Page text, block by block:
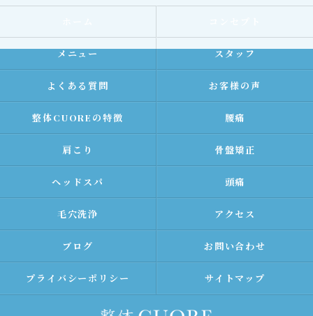
メニュー スタッフ
よくある質問 お客様の声
整体CUOREの特徴 腰痛
肩こり 骨盤矯正
ヘッドスパ 頭痛
毛穴洗浄 アクセス
ブログ お問い合わせ
プライバシーポリシー サイトマップ